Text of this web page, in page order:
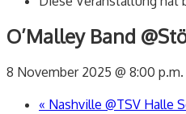
O’Malley Band
8 November 2025 @ 8:00 p.m.
« Nashville @TSV Halle